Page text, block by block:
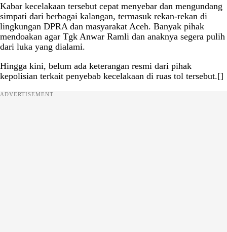
Kabar kecelakaan tersebut cepat menyebar dan mengundang
simpati dari berbagai kalangan, termasuk rekan-rekan di
lingkungan DPRA dan masyarakat Aceh. Banyak pihak
mendoakan agar Tgk Anwar Ramli dan anaknya segera pulih
dari luka yang dialami.
Hingga kini, belum ada keterangan resmi dari pihak
kepolisian terkait penyebab kecelakaan di ruas tol tersebut.[]
ADVERTISEMENT